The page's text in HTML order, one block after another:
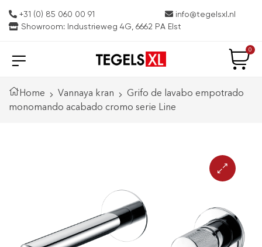
+31 (0) 85 060 00 91
info@tegelsxl.nl
Showroom: Industrieweg 4G, 6662 PA Elst
0
Home Vannaya kran
Grifo de lavabo empotrado
monomando acabado cromo serie Line